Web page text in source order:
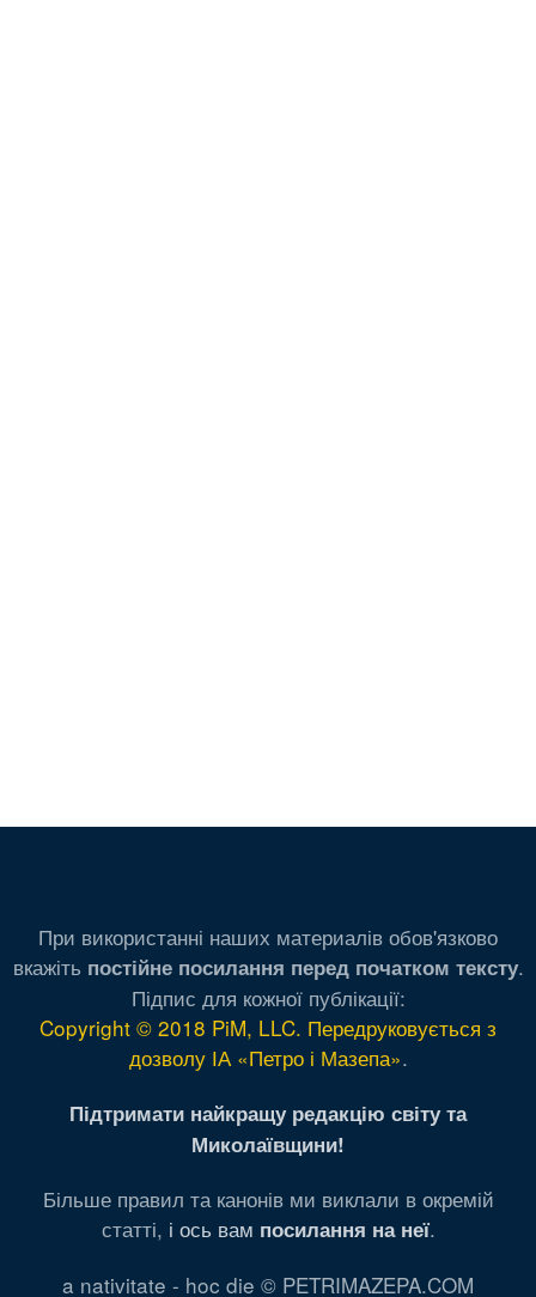
При використанні наших материалів обов'язково
вкажіть постійне посилання перед початком тексту.
Підпис для кожної публікації:
Copyright © 2018 PiM, LLC. Передруковується з
дозволу ІА «Петро і Мазепа».
Підтримати найкращу редакцію світу та
Миколаївщини!
Більше правил та канонів ми виклали в окремій
статті, і ось вам посилання на неї.
a nativitate - hoc die © PETRIMAZEPA.COM